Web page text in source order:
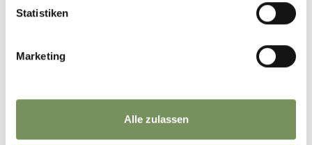
Statistiken
Marketing
Alle zulassen